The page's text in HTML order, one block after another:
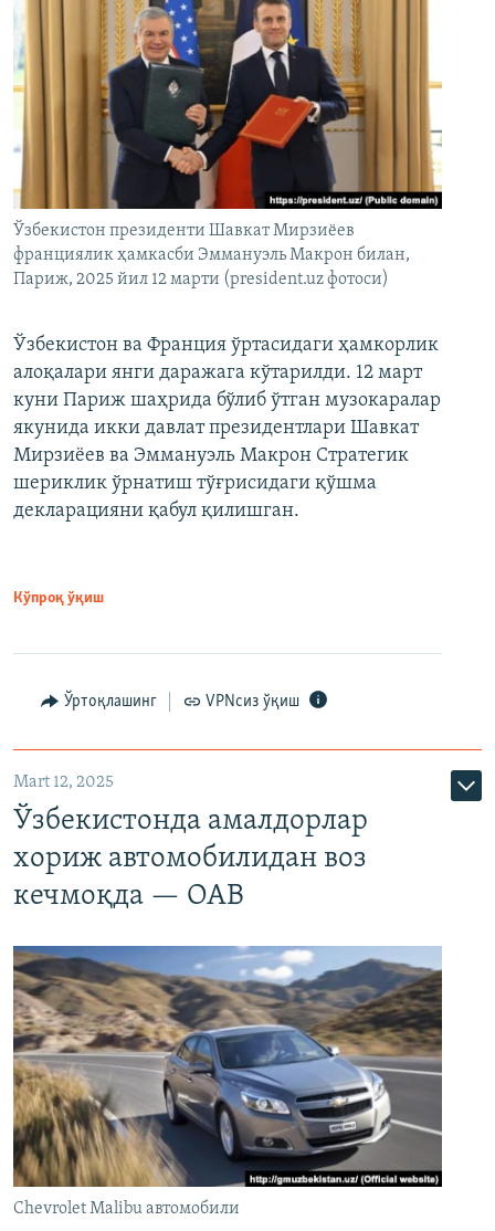
Ўзбекистон президенти Шавкат Мирзиёев
франциялик ҳамкасби Эммануэль Макрон билан,
Париж, 2025 йил 12 марти (president.uz фотоси)
Ўзбекистон ва Франция ўртасидаги ҳамкорлик
алоқалари янги даражага кўтарилди. 12 март
куни Париж шаҳрида бўлиб ўтган музокаралар
якунида икки давлат президентлари Шавкат
Мирзиёев ва Эммануэль Макрон Стратегик
шериклик ўрнатиш тўғрисидаги қўшма
декларацияни қабул қилишган.
Кўпроқ ўқиш
Ўртоқлашинг VPNсиз ўқиш
Mart 12, 2025
Ўзбекистонда амалдорлар
хориж автомобилидан воз
кечмоқда — ОАВ
Chevrolet Malibu автомобили